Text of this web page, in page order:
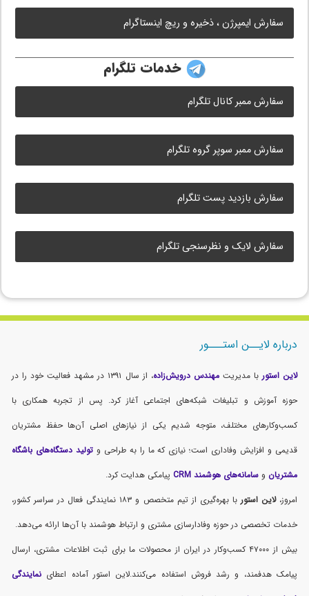
سفارش ایمپرژن ، ذخیره و ریچ اینستاگرام
خدمات تلگرام
سفارش ممبر کانال تلگرام
سفارش ممبر سوپر گروه تلگرام
سفارش بازدید پست تلگرام
سفارش لایک و نظرسنجی تلگرام